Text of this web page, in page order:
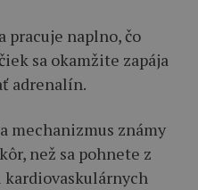
pracuje naplno, čo
sa okamžite zapája
adrenalín.
mechanizmus známy
než sa pohnete z